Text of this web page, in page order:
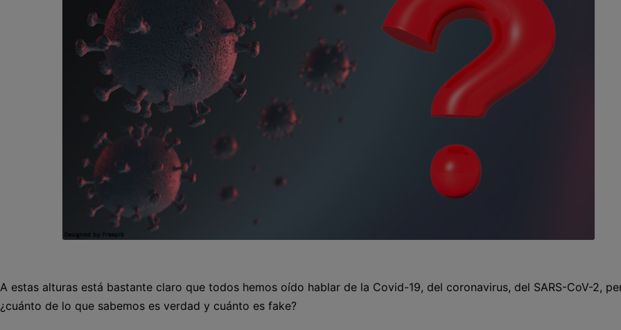
A estas alturas está bastante claro que todos hemos oído hablar de la Covid-19, del coronavirus, del SARS-CoV-2,
¿cuánto de lo que sabemos es verdad y cuánto es fake?